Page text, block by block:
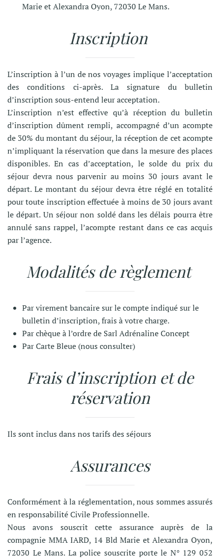
Marie et Alexandra Oyon, 72030 Le Mans.
Inscription
L’inscription à l’un de nos voyages implique l’acceptation
des conditions ci-après. La signature du bulletin
d’inscription sous-entend leur acceptation.
L’inscription n’est effective qu’à réception du bulletin
d’inscription dûment rempli, accompagné d’un acompte
de 30% du montant du séjour, la réception de cet acompte
n’impliquant la réservation que dans la mesure des places
disponibles. En cas d’acceptation, le solde du prix du
séjour devra nous parvenir au moins 30 jours avant le
départ. Le montant du séjour devra être réglé en totalité
pour toute inscription effectuée à moins de 30 jours avant
le départ. Un séjour non soldé dans les délais pourra être
annulé sans rappel, l’acompte restant dans ce cas acquis
par l’agence.
Modalités de règlement
Par virement bancaire sur le compte indiqué sur le
bulletin d’inscription, frais à votre charge.
Par chèque à l’ordre de Sarl Adrénaline Concept
Par Carte Bleue (nous consulter)
Frais d’inscription et de
réservation
Ils sont inclus dans nos tarifs des séjours
Assurances
Conformément à la réglementation, nous sommes assurés
en responsabilité Civile Professionnelle.
Nous avons souscrit cette assurance auprès de la
compagnie MMA IARD, 14 Bld Marie et Alexandra Oyon,
72030 Le Mans. La police souscrite porte le N° 129 052